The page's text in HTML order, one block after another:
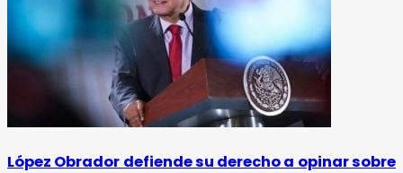
López Obrador defiende su derecho a opinar sobre